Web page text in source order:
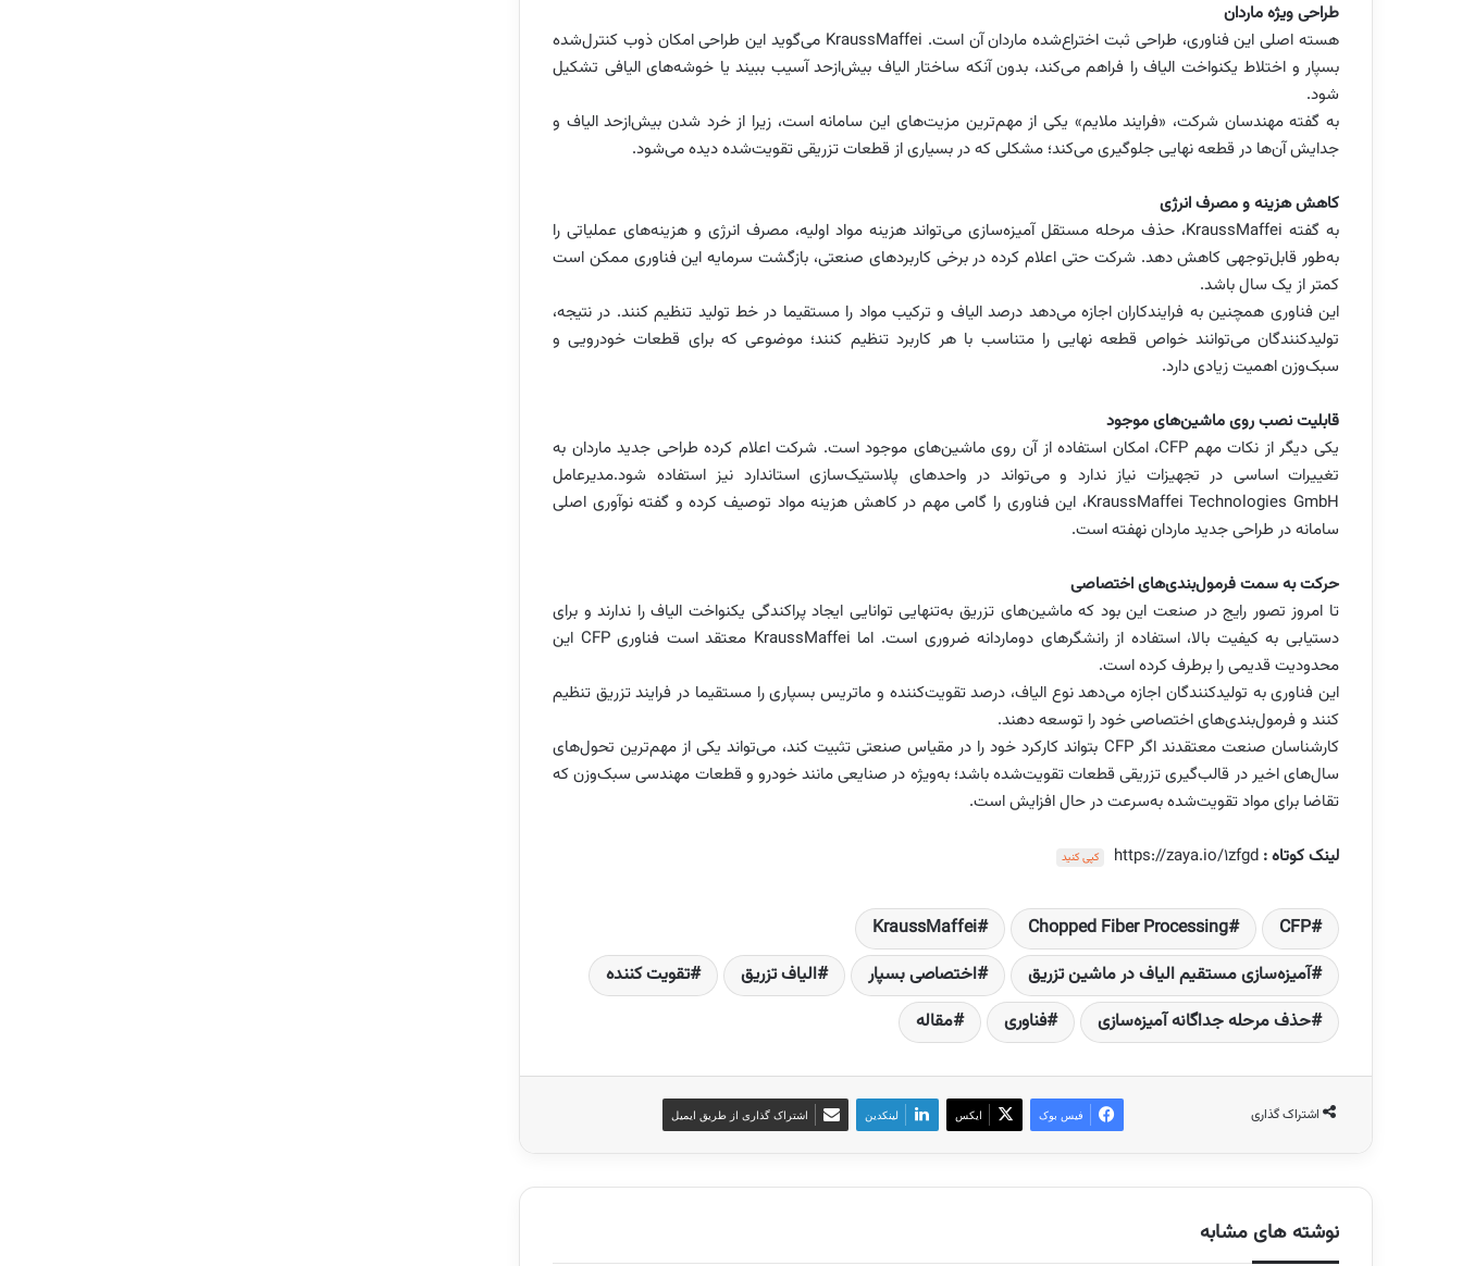
طراحی ویژه ماردان
هسته اصلی این فناوری، طراحی ثبت اختراع‌شده ماردان آن است. KraussMaffei می‌گوید این طراحی امکان ذوب کنترل‌شده
بسپار و اختلاط یکنواخت الیاف را فراهم می‌کند، بدون آنکه ساختار الیاف بیش‌ازحد آسیب ببیند یا خوشه‌های الیافی تشکیل
شود.
به گفته مهندسان شرکت، «فرایند ملایم» یکی از مهم‌ترین مزیت‌های این سامانه است، زیرا از خرد شدن بیش‌ازحد الیاف و
جدایش آن‌ها در قطعه نهایی جلوگیری می‌کند؛ مشکلی که در بسیاری از قطعات تزریقی تقویت‌شده دیده می‌شود.
کاهش هزینه و مصرف انرژی
به گفته KraussMaffei، حذف مرحله مستقل آمیزه‌سازی می‌تواند هزینه مواد اولیه، مصرف انرژی و هزینه‌های عملیاتی را
به‌طور قابل‌توجهی کاهش دهد. شرکت حتی اعلام کرده در برخی کاربردهای صنعتی، بازگشت سرمایه این فناوری ممکن است
کمتر از یک سال باشد.
این فناوری همچنین به فرایندکاران اجازه می‌دهد درصد الیاف و ترکیب مواد را مستقیما در خط تولید تنظیم کنند. در نتیجه،
تولیدکنندگان می‌توانند خواص قطعه نهایی را متناسب با هر کاربرد تنظیم کنند؛ موضوعی که برای قطعات خودرویی و
سبک‌وزن اهمیت زیادی دارد.
قابلیت نصب روی ماشین‌های موجود
یکی دیگر از نکات مهم CFP، امکان استفاده از آن روی ماشین‌های موجود است. شرکت اعلام کرده طراحی جدید ماردان به
تغییرات اساسی در تجهیزات نیاز ندارد و می‌تواند در واحدهای پلاستیک‌سازی استاندارد نیز استفاده شود.مدیرعامل
KraussMaffei Technologies GmbH، این فناوری را گامی مهم در کاهش هزینه مواد توصیف کرده و گفته نوآوری اصلی
سامانه در طراحی جدید ماردان نهفته است.
حرکت به سمت فرمول‌بندی‌های اختصاصی
تا امروز تصور رایج در صنعت این بود که ماشین‌های تزریق به‌تنهایی توانایی ایجاد پراکندگی یکنواخت الیاف را ندارند و برای
دستیابی به کیفیت بالا، استفاده از رانشگرهای دوماردانه ضروری است. اما KraussMaffei معتقد است فناوری CFP این
محدودیت قدیمی را برطرف کرده است.
این فناوری به تولیدکنندگان اجازه می‌دهد نوع الیاف، درصد تقویت‌کننده و ماتریس بسپاری را مستقیما در فرایند تزریق تنظیم
کنند و فرمول‌بندی‌های اختصاصی خود را توسعه دهند.
کارشناسان صنعت معتقدند اگر CFP بتواند کارکرد خود را در مقیاس صنعتی تثبیت کند، می‌تواند یکی از مهم‌ترین تحول‌های
سال‌های اخیر در قالب‌گیری تزریقی قطعات تقویت‌شده باشد؛ به‌ویژه در صنایعی مانند خودرو و قطعات مهندسی سبک‌وزن که
تقاضا برای مواد تقویت‌شده به‌سرعت در حال افزایش است.
لینک کوتاه : https://zaya.io/1zfgd کپی کنید
CFP
Chopped Fiber Processing
KraussMaffei
آمیزه‌سازی مستقیم الیاف در ماشین تزریق
اختصاصی بسپار الیاف تزریق
تقویت کننده
حذف مرحله جداگانه آمیزه‌سازی
فناوری مقاله
اشتراک گذاری فیس بوک ایکس لینکدین اشتراک گذاری از طریق ایمیل
نوشته های مشابه